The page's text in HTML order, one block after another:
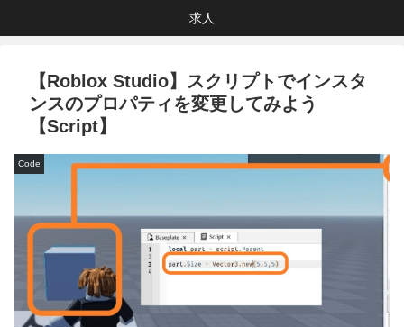
求人
【Roblox Studio】スクリプトでインスタ
ンスのプロパティを変更してみよう
【Script】
Code